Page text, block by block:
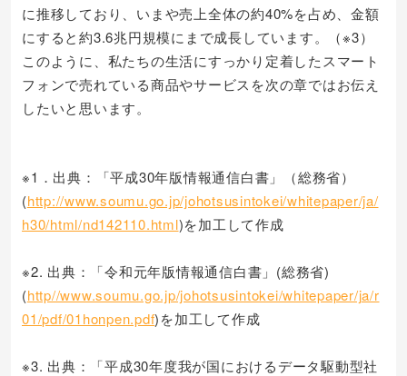
に推移しており、いまや売上全体の約40%を占め、金額
にすると約3.6兆円規模にまで成長しています。（※3）
このように、私たちの生活にすっかり定着したスマート
フォンで売れている商品やサービスを次の章ではお伝え
したいと思います。
※1．出典：「平成30年版情報通信白書」（総務省）
(http://www.soumu.go.jp/johotsusintokei/whitepaper/ja/
h30/html/nd142110.html)を加工して作成
※2. 出典：「令和元年版情報通信白書」(総務省)
(http//www.soumu.go.jp/johotsusintokei/whitepaper/ja/r
01/pdf/01honpen.pdf)を加工して作成
※3. 出典：「平成30年度我が国におけるデータ駆動型社